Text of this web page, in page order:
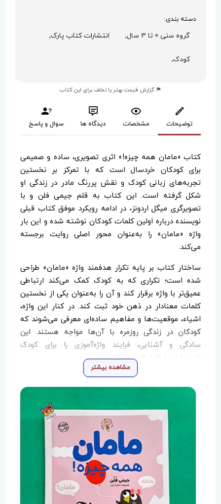
دسته بندی:
گروه سنی 0 تا 3 سال, انتشارات کتاب پارک,
کودک,
گزارش قیمت بهتر یا تخلف برای این کتاب
توضیحات مشخصات دیدگاه ها سوال و پاسخ
کتاب «مامان همه چیزه!» اثری تصویری، ساده و صمیمی
برای کودکان خردسال است که با تمرکز بر نخستین
تجربه‌های زبانی کودک و نقش پررنگ مادر در زندگی او
شکل گرفته است. این کتاب به قلم جیمی فلن و با
تصویرگری میگل اردونز، در ادامه رویکرد موفق کتاب قبلی
نویسنده درباره اولین کلمات کودکان نوشته شده و این بار
واژه «مامان» را به‌عنوان محور اصلی روایت برجسته
می‌کند.
ساختار کتاب بر پایه تکرار هدفمند واژه «مامان» طراحی
شده است؛ تکراری که به کودک کمک می‌کند ارتباطی
عمیق‌تر با واژه برقرار کند و آن را به‌عنوان یکی از نخستین
کلمات معنادار در ذهن خود ثبت کند. در کنار این واژه،
اشیاء، موقعیت‌ها و مفاهیم ساده‌ای معرفی می‌شوند که
کودکان در زندگی روزمره با آن‌ها مواجه هستند. این
سادگی و آشنایی، فرایند واژه‌آموزی را برای کودک
لذت‌بخش و قابل فهم می‌کند.
تصویرگری‌های میگل اردونز با رنگ‌های شاد، خطوط نرم و
چهره‌های دوست‌داشتنی، فضای گرم و امنی را ایجاد
می‌کند که متناسب با دنیای عاطفی کودکان خردسال
است. هماهنگی میان متن کوتاه و تصاویر، کتاب را به
گزینه‌ای مناسب برای خواندن بلند توسط والدین تبدیل
کرده و در عین حال، امکان ورق زدن و مشاهده مستقل را
نیز برای کودک فراهم می‌کند.
«مامان همه چیزه!» در دسته کتاب‌های تصویری و
واژه‌آموزی گروه سنی الف قرار می‌گیرد و علاوه بر تقویت
مشاهده بیشتر